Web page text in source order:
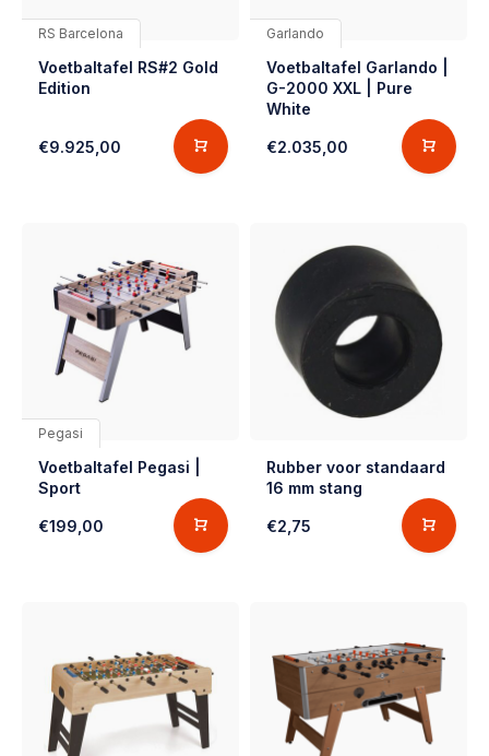
RS Barcelona
Voetbaltafel RS#2 Gold
Edition
€9.925,00
Garlando
Voetbaltafel Garlando |
G-2000 XXL | Pure
White
€2.035,00
Pegasi
Voetbaltafel Pegasi |
Sport
€199,00
Rubber voor standaard
16 mm stang
€2,75